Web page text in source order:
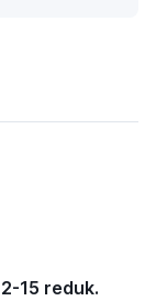
15 reduk.